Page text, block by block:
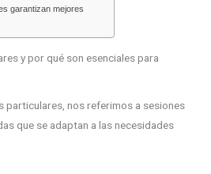
garantizan mejores
y por qué son esenciales para
particulares, nos referimos a sesiones
que se adaptan a las necesidades